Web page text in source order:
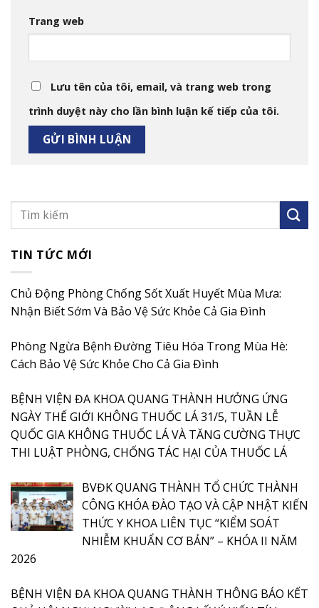
Trang web
Lưu tên của tôi, email, và trang web trong
trình duyệt này cho lần bình luận kế tiếp của tôi.
TIN TỨC MỚI
Chủ Động Phòng Chống Sốt Xuất Huyết Mùa Mưa:
Nhận Biết Sớm Và Bảo Vệ Sức Khỏe Cả Gia Đình
Phòng Ngừa Bệnh Đường Tiêu Hóa Trong Mùa Hè:
Cách Bảo Vệ Sức Khỏe Cho Cả Gia Đình
BỆNH VIỆN ĐA KHOA QUANG THÀNH HƯỞNG ỨNG
NGÀY THẾ GIỚI KHÔNG THUỐC LÁ 31/5, TUẦN LỄ
QUỐC GIA KHÔNG THUỐC LÁ VÀ TĂNG CƯỜNG THỰC
THI LUẬT PHÒNG, CHỐNG TÁC HẠI CỦA THUỐC LÁ
BVĐK QUANG THÀNH TỔ CHỨC THÀNH
CÔNG KHÓA ĐÀO TẠO VÀ CẬP NHẬT KIẾN
THỨC Y KHOA LIÊN TỤC “KIỂM SOÁT
NHIỄM KHUẨN CƠ BẢN” – KHÓA II NĂM
2026
BỆNH VIỆN ĐA KHOA QUANG THÀNH THÔNG BÁO KẾT